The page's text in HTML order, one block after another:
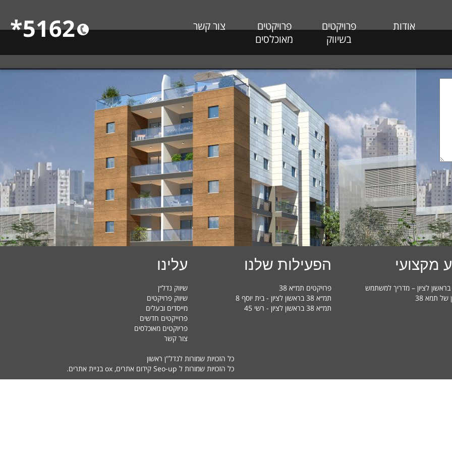
5162* אודות
פרויקטים
בשיווק
פרויקטים
מאוכלסים
צור קשר
עלינו
שיווק נדל״ן
שיווק פרויקטים
מייסדים ובעלים
פרוייקטים חדשים
פריוקטים מאוכלסים
צור קשר
הפעילות שלנו
פרויקטים תמ״א 38
תמ״א 38 בראשון לציון - בית יוסף 8
תמ״א 38 בראשון לציון - רשי 45
מקצועי
של תמא 38
כל הזכויות שמורות לנדל"ן ראשון
כל הזכויות שמורות ל Seo-up
קידום אתרים, ox בניית אתרים.